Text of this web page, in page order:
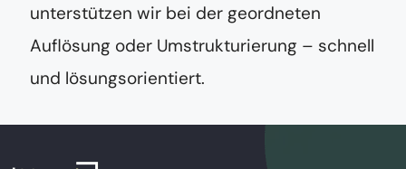
unterstützen wir bei der geordneten
Auflösung oder Umstrukturierung – schnell
und lösungsorientiert.